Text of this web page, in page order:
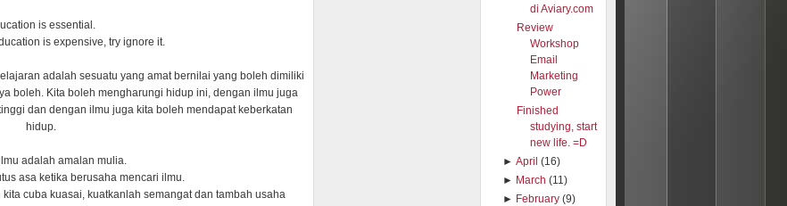
is essential.
is expensive, try ignore it.
adalah sesuatu yang amat bernilai yang boleh dimiliki
boleh. Kita boleh mengharungi hidup ini, dengan ilmu juga
dan dengan ilmu juga kita boleh mendapat keberkatan
hidup.
adalah amalan mulia.
asa ketika berusaha mencari ilmu.
cuba kuasai, kuatkanlah semangat dan tambah usaha
di Aviary.com
Review
Workshop
Email
Marketing
Power
Finished
studying, start
new life. =D
►April (16)
► March (11)
► February (9)